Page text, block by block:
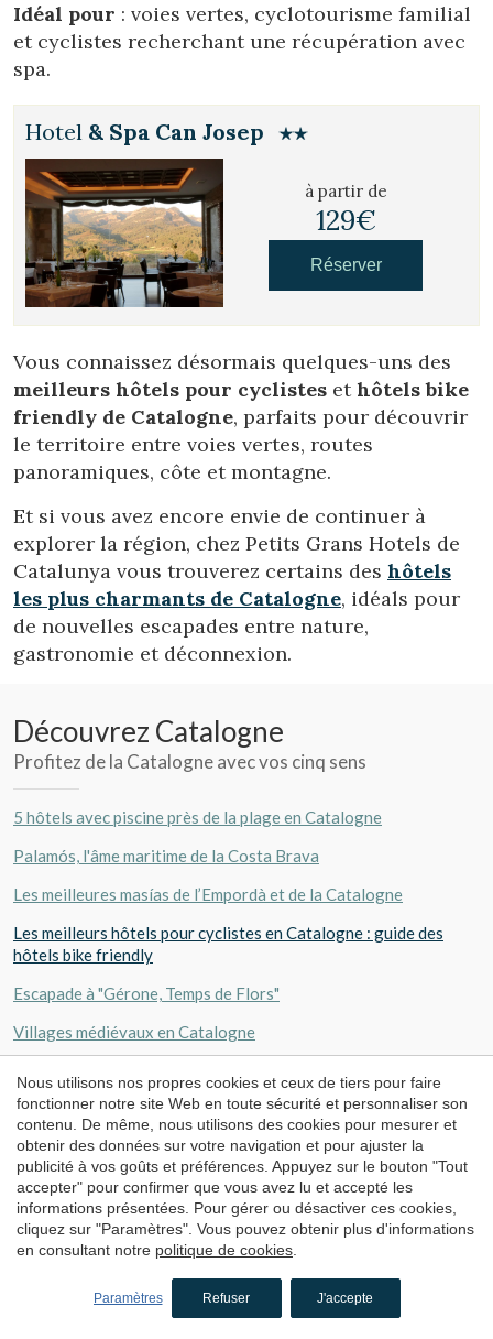
Idéal pour : voies vertes, cyclotourisme familial
et cyclistes recherchant une récupération avec
spa.
Hotel & Spa Can Josep
à partir de
129€
Réserver
Vous connaissez désormais quelques-uns des
meilleurs hôtels pour cyclistes ethôtels bike
friendly de Catalogne, parfaits pour découvrir
le territoire entre voies vertes, routes
panoramiques, côte et montagne.
Et si vous avez encore envie de continuer à
explorer la région, chez Petits Grans Hotels de
Catalunya vous trouverez certains des hôtels
les plus charmants de Catalogne, idéals pour
de nouvelles escapades entre nature,
gastronomie et déconnexion.
Découvrez Catalogne
Profitez de la Catalogne avec vos cinq sens
5 hôtels avec piscine près de la plage en Catalogne
Palamós, l'âme maritime de la Costa Brava
Les meilleures masías de l’Empordà et de la Catalogne
Les meilleurs hôtels pour cyclistes en Catalogne : guide des
hôtels bike friendly
Escapade à "Gérone, Temps de Flors"
Villages médiévaux en Catalogne
10 hôtels avec baignoire à hydromassage dans la chambre
Garoinada: la fête gastronomique de Palafrugell
Stations de ski près de Barcelone
Spa pour enfants : les meilleurs hôtels avec spa pour les familles
Gérone, la ville qui séduit : que voir, que faire et où dormir
Hôtels pour couples avec jacuzzi privé, parfaits pour un week-
Nous utilisons nos propres cookies et ceux de tiers pour faire
fonctionner notre site Web en toute sécurité et personnaliser son
contenu. De même, nous utilisons des cookies pour mesurer et
obtenir des données sur votre navigation et pour ajuster la
publicité à vos goûts et préférences. Appuyez sur le bouton "Tout
accepter" pour confirmer que vous avez lu et accepté les
informations présentées. Pour gérer ou désactiver ces cookies,
cliquez sur "Paramètres". Vous pouvez obtenir plus d'informations
en consultant notre politique de cookies
Paramètres Refuser J'accepte